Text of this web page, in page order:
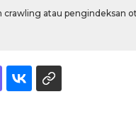
atau pengindeksan